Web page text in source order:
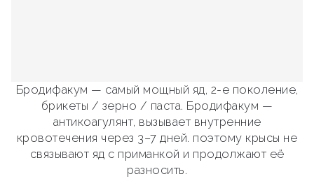
Бродифакум — самый мощный яд, 2-е поколение,
брикеты / зерно / паста. Бродифакум —
антикоагулянт, вызывает внутренние
кровотечения через 3–7 дней. поэтому крысы не
связывают яд с приманкой и продолжают её
разносить.